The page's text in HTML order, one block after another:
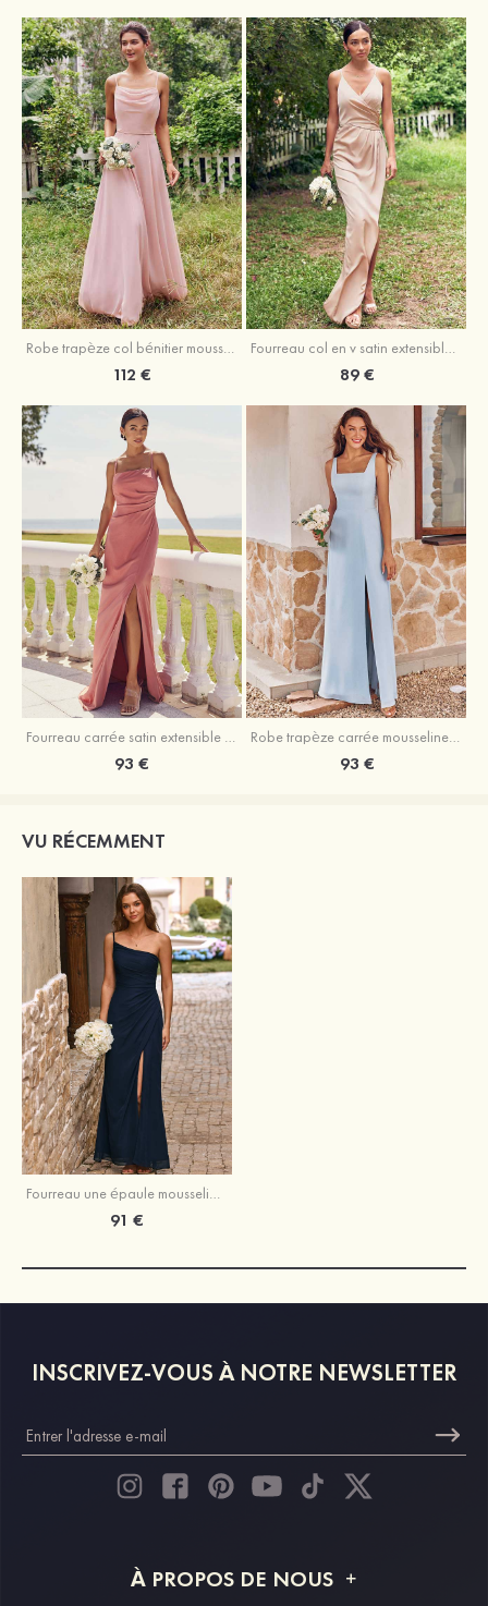
Robe trapèze col bénitier mousseline ras du sol robe de demoiselle d'honneur
112 €
Fourreau col en v satin extensible asymétrique robe de demoiselle d'honneur
89 €
93 € 93 €
VU RÉCEMMENT
Fourreau une épaule mousseline longueur ras du sol robe de demoiselle d'honneur avec plissé fendue
91 €
INSCRIVEZ-VOUS À NOTRE NEWSLETTER
À PROPOS DE NOUS